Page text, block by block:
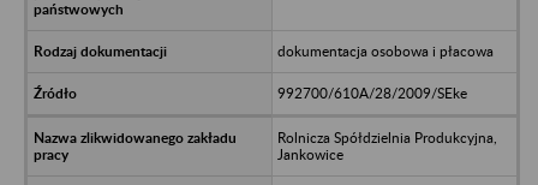
dokumentacja osobowa i płacowa
992700/610A/28/2009/SEke
Rolnicza Spółdzielnia Produkcyjna,
Jankowice